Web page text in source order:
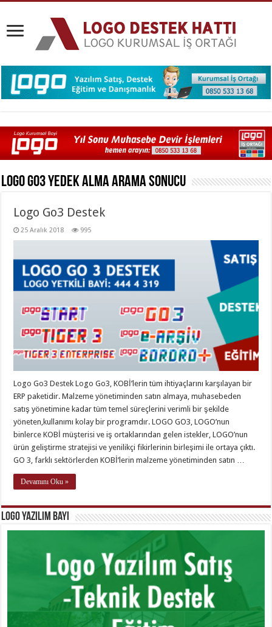
Logo Go3 Yedek AlmaArama Sonucu
Logo Go3 Destek
25 Aralık 2018 995
Logo Go3 Destek Logo Go3, KOBİ’lerin tüm ihtiyaçlarını karşılayan bir
ERP paketidir. Malzeme yönetiminden satın almaya, muhasebeden
satış yönetimine kadar tüm temel süreçlerini verimli bir şekilde
yöneten,kullanımı kolay bir programdır. LOGO GO3, LOGO’nun
binlerce KOBİ müşterisi ve iş ortaklarından gelen istekler, LOGO’nun
ürün geliştirme stratejisi ve yenilikçi fikirlerinin birleşimi ile ortaya çıktı.
GO 3, farklı sektörlerden KOBİ’lerin malzeme yönetiminden satın …
Devamını Oku »
Logo Yazılım Bayi